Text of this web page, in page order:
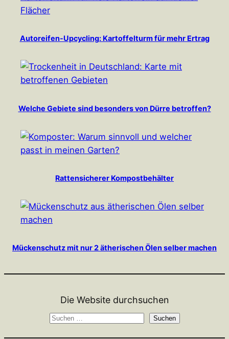
Autoreifen-Upcycling: Kartoffelturm für mehr Ertrag
Welche Gebiete sind besonders von Dürre betroffen?
Rattensicherer Kompostbehälter
Mückenschutz mit nur 2 ätherischen Ölen selber machen
Die Website durchsuchen
S
Suchen